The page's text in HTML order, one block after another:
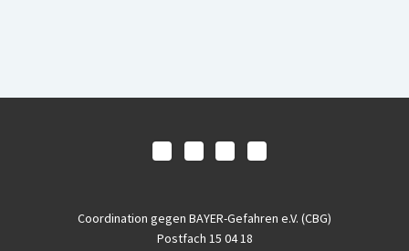
Coordination gegen BAYER-Gefahren e.V. (CBG)
Postfach 15 04 18